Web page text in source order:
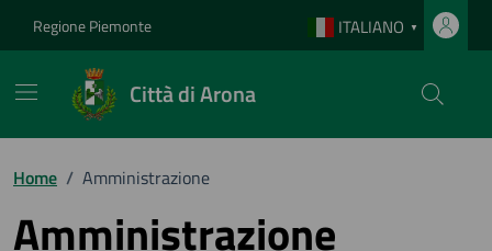
Regione Piemonte ITALIANO ▼
Città di Arona
Home / Amministrazione
Amministrazione